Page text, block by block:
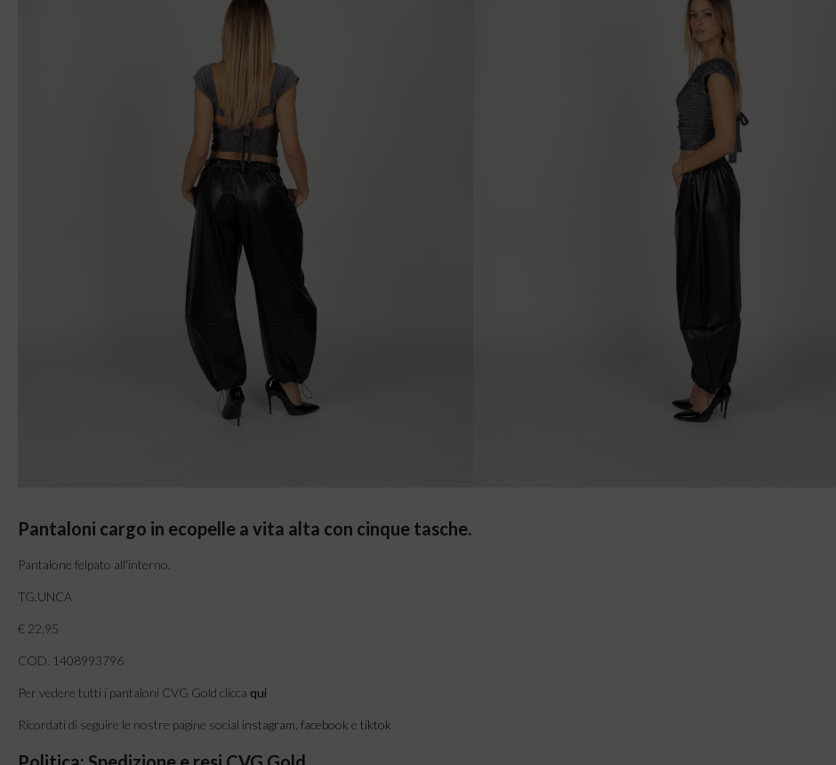
Pantaloni cargo in ecopelle a vita alta con cinque tasche.
Pantalone felpato all'interno.
TG.UNCA
€ 22,95
COD. 1408993796
Per vedere tutti i pantaloni CVG Gold clicca qui
Ricordati di seguire le nostre pagine social instagram facebook e tiktok